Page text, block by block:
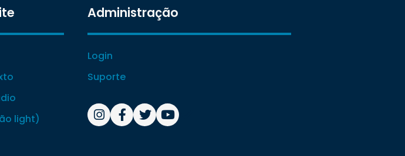
light)
Administração
Login
Suporte